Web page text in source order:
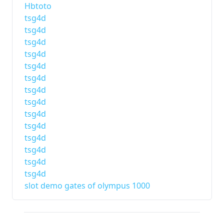
Hbtoto
tsg4d
tsg4d
tsg4d
tsg4d
tsg4d
tsg4d
tsg4d
tsg4d
tsg4d
tsg4d
tsg4d
tsg4d
tsg4d
tsg4d
slot demo gates of olympus 1000